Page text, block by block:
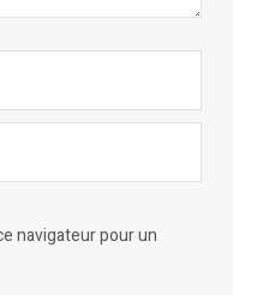
navigateur pour un